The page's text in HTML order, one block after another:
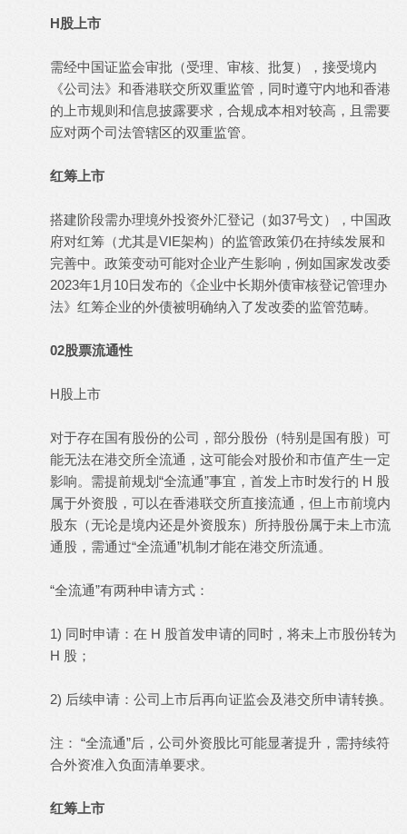
H股上市
需经中国证监会审批（受理、审核、批复），接受境内
《公司法》和香港联交所双重监管，同时遵守内地和香港
的上市规则和信息披露要求，合规成本相对较高，且需要
应对两个司法管辖区的双重监管。
红筹上市
搭建阶段需办理境外投资外汇登记（如37号文），中国政
府对红筹（尤其是VIE架构）的监管政策仍在持续发展和
完善中。政策变动可能对企业产生影响，例如国家发改委
2023年1月10日发布的《企业中长期外债审核登记管理办
法》红筹企业的外债被明确纳入了发改委的监管范畴。
02股票流通性
H股上市
对于存在国有股份的公司，部分股份（特别是国有股）可
能无法在港交所全流通，这可能会对股价和市值产生一定
影响。需提前规划“全流通”事宜，首发上市时发行的 H 股
属于外资股，可以在香港联交所直接流通，但上市前境内
股东（无论是境内还是外资股东）所持股份属于未上市流
通股，需通过“全流通”机制才能在港交所流通。
“全流通”有两种申请方式：
1) 同时申请：在 H 股首发申请的同时，将未上市股份转为
H 股；
2) 后续申请：公司上市后再向证监会及港交所申请转换。
注： “全流通”后，公司外资股比可能显著提升，需持续符
合外资准入负面清单要求。
红筹上市